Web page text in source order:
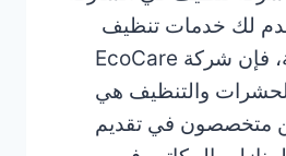
تقدم لك خدمات تنظيف
شاملة بجودة عالية، فإن شركة EcoCare
والتنظيف هي
متخصصون في تقديم